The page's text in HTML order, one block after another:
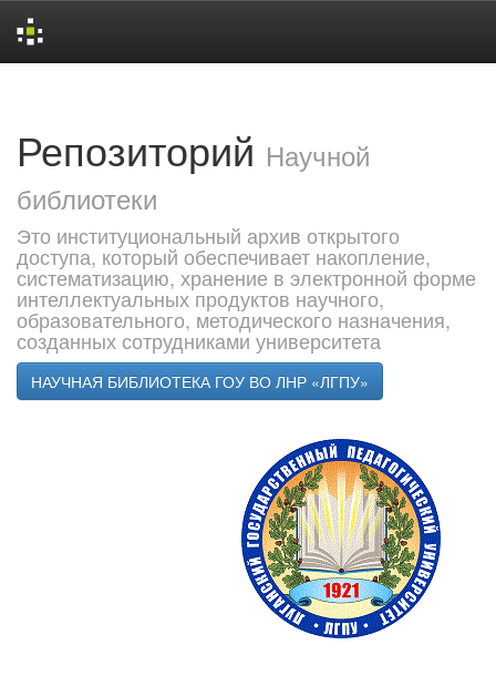
Репозиторий Научной
библиотеки
Это институциональный архив открытого
доступа, который обеспечивает накопление,
систематизацию, хранение в электронной форме
интеллектуальных продуктов научного,
образовательного, методического назначения,
созданных сотрудниками университета
НАУЧНАЯ БИБЛИОТЕКА ГОУ ВО ЛНР «ЛГПУ»